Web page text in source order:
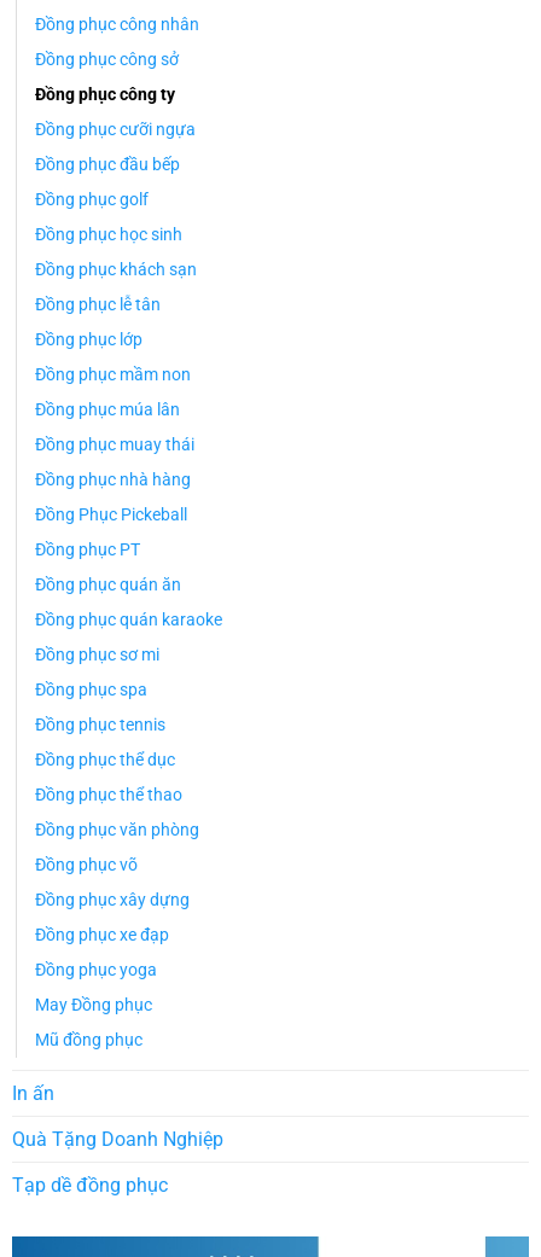
Đồng phục công nhân
Đồng phục công sở
Đồng phục công ty
Đồng phục cưỡi ngựa
Đồng phục đầu bếp
Đồng phục golf
Đồng phục học sinh
Đồng phục khách sạn
Đồng phục lễ tân
Đồng phục lớp
Đồng phục mầm non
Đồng phục múa lân
Đồng phục muay thái
Đồng phục nhà hàng
Đồng Phục Pickeball
Đồng phục PT
Đồng phục quán ăn
Đồng phục quán karaoke
Đồng phục sơ mi
Đồng phục spa
Đồng phục tennis
Đồng phục thể dục
Đồng phục thể thao
Đồng phục văn phòng
Đồng phục võ
Đồng phục xây dựng
Đồng phục xe đạp
Đồng phục yoga
May Đồng phục
Mũ đồng phục
In ấn
Quà Tặng Doanh Nghiệp
Tạp dề đồng phục